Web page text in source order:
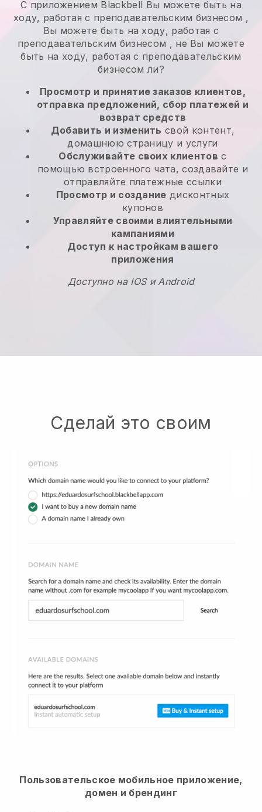
С приложением Blackbell Вы можете быть на
ходу, работая с преподавательским бизнесом ,
Вы можете быть на ходу, работая с
преподавательским бизнесом , не Вы можете
быть на ходу, работая с преподавательским
бизнесом ли?
Просмотр и принятие заказов клиентов,
отправка предложений, сбор платежей и
возврат средств
Добавить и изменить свой контент,
домашнюю страницу и услуги
Обслуживайте своих клиентов с
помощью встроенного чата, создавайте и
отправляйте платежные ссылки
Просмотр и создание дисконтных
купонов
Управляйте своими влиятельными
кампаниями
Доступ к настройкам вашего
приложения
Доступно на IOS и Android
Сделай это своим
Пользовательское мобильное приложение,
домен и брендинг